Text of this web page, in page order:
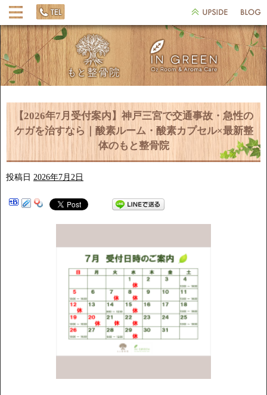
【2026年7月受付案内】神戸三宮で交通事故・急性の
ケガを治すなら｜酸素ルーム・酸素カプセル×最新整
体のもと整骨院
投稿日 2026年7月2日